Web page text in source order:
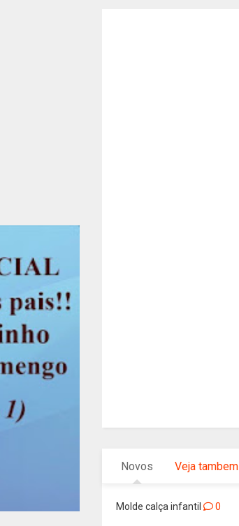
Novos Veja tambem
Molde calça infantil 0